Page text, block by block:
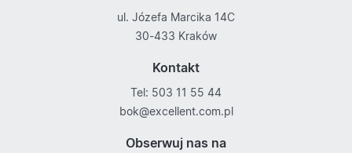
ul. Józefa Marcika 14C
30-433 Kraków
Kontakt
Tel: 503 11 55 44
bok@excellent.com.pl
Obserwuj nas na